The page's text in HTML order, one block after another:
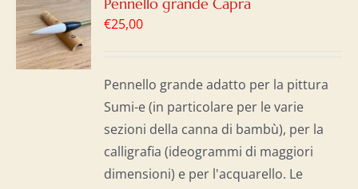
€25,00
Pennello grande adatto per la pittura
Sumi-e (in particolare per le varie
sezioni della canna di bambù), per la
calligrafia (ideogrammi di maggiori
dimensioni) e per l'acquarello. Le